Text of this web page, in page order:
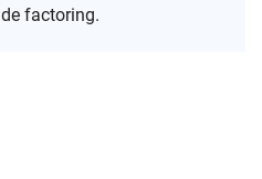
factoring.